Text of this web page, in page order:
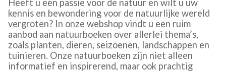
Heeft u een passie voor de natuur en wilt u uw
kennis en bewondering voor de natuurlijke wereld
vergroten? In onze webshop vindt u een ruim
aanbod aan natuurboeken over allerlei thema’s,
zoals planten, dieren, seizoenen, landschappen en
tuinieren. Onze natuurboeken zijn niet alleen
informatief en inspirerend, maar ook prachtig